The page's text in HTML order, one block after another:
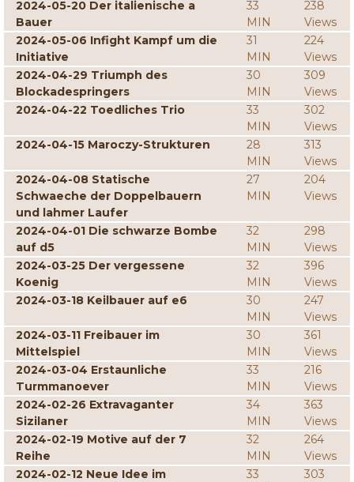
2024-05-20 Der italienische a
Bauer
33
MIN
238
Views
2024-05-06 Infight Kampf um die
Initiative
31
MIN
224
Views
2024-04-29 Triumph des
Blockadespringers
30
MIN
309
Views
2024-04-22 Toedliches Trio
33
MIN
302
Views
2024-04-15 Maroczy-Strukturen
28
MIN
313
Views
2024-04-08 Statische
Schwaeche der Doppelbauern
und lahmer Laufer
27
MIN
204
Views
2024-04-01 Die schwarze Bombe
auf d5
32
MIN
298
Views
2024-03-25 Der vergessene
Koenig
32
MIN
396
Views
2024-03-18 Keilbauer auf e6
30
MIN
247
Views
2024-03-11 Freibauer im
Mittelspiel
30
MIN
361
Views
2024-03-04 Erstaunliche
Turmmanoever
33
MIN
216
Views
2024-02-26 Extravaganter
Sizilaner
34
MIN
363
Views
2024-02-19 Motive auf der 7
Reihe
32
MIN
264
Views
2024-02-12 Neue Idee im
33
303